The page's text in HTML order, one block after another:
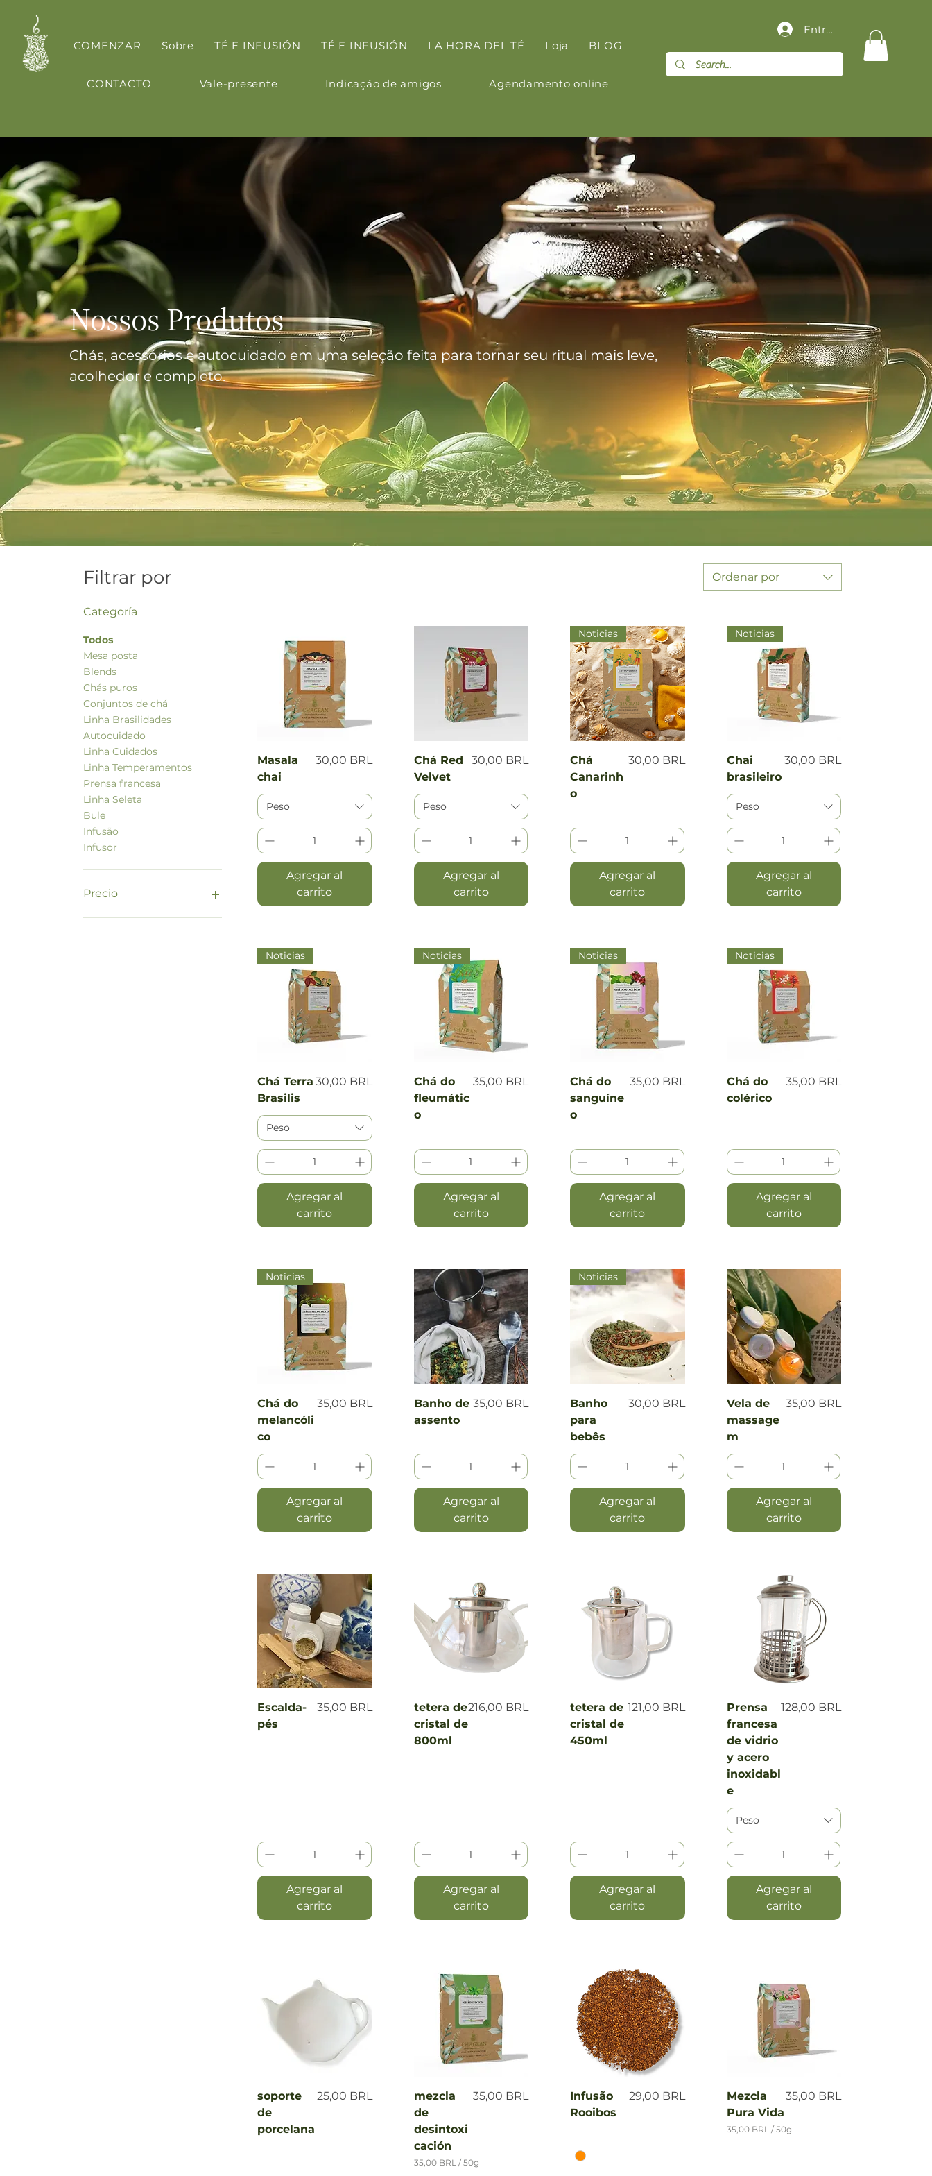
COMENZAR Sobre TÉ E INFUSIÓN TÉ E INFUSIÓN LA HORA DEL TÉ Loja BLOG
CONTACTO Vale-presente Indicação de amigos Agendamento online
Entrar
Nossos Produtos
Chás, acessórios e autocuidado em uma seleção feita para tornar seu ritual mais leve,
acolhedor e completo.
Filtrar por
Categoría
Todos
Mesa posta
Blends
Chás puros
Conjuntos de chá
Linha Brasilidades
Autocuidado
Linha Cuidados
Linha Temperamentos
Prensa francesa
Linha Seleta
Bule
Infusão
Infusor
Precio
Ordenar por
Vista rápida
Masala
chai
Precio
30,00 BRL
Peso
Agregar al
carrito
Vista rápida
Chá Red
Velvet
Precio
30,00 BRL
Peso
Agregar al
carrito
Vista rápida
Noticias
Chá
Canarinh
o
Precio
30,00 BRL
Agregar al
carrito
Vista rápida
Noticias
Chai
brasileiro
Precio
30,00 BRL
Peso
Agregar al
carrito
Vista rápida
Noticias
Chá Terra
Brasilis
Precio
30,00 BRL
Peso
Agregar al
carrito
Vista rápida
Noticias
Chá do
fleumátic
o
Precio
35,00 BRL
Agregar al
carrito
Vista rápida
Noticias
Chá do
sanguíne
o
Precio
35,00 BRL
Agregar al
carrito
Vista rápida
Noticias
Chá do
colérico
Precio
35,00 BRL
Agregar al
carrito
Vista rápida
Noticias
Chá do
melancóli
co
Precio
35,00 BRL
Agregar al
carrito
Vista rápida
Banho de
assento
Precio
35,00 BRL
Agregar al
carrito
Vista rápida
Noticias
Banho
para
bebês
Precio
30,00 BRL
Agregar al
carrito
Vista rápida
Vela de
massage
m
Precio
35,00 BRL
Agregar al
carrito
Vista rápida
Escalda-
pés
Precio
35,00 BRL
Agregar al
carrito
Vista rápida
tetera de
cristal de
800ml
Precio
216,00 BRL
Agregar al
carrito
Vista rápida
tetera de
cristal de
450ml
Precio
121,00 BRL
Agregar al
carrito
Vista rápida
Prensa
francesa
de vidrio
y acero
inoxidabl
e
Precio
128,00 BRL
Peso
Agregar al
carrito
Vista rápida
soporte
de
porcelana
Precio
25,00 BRL Vista rápida
mezcla
de
desintoxi
cación
Precio
35,00 BRL
35,00 BRL /50g
Vista rápida
Infusão
Rooibos
Precio
29,00 BRL Vista rápida
Mezcla
Pura Vida
Precio
35,00 BRL
35,00 BRL /50g